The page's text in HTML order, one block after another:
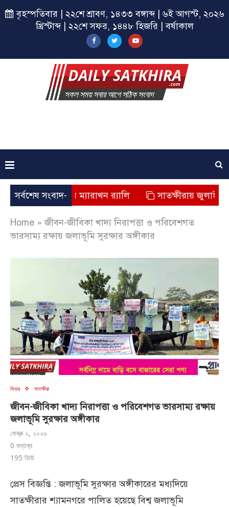
বৃহস্পতিবার | ২২শে শ্রাবণ, ১৪৩৩ বঙ্গাব্দ | ৬ই আগস্ট, ২০২৬
খ্রিস্টাব্দ | ২২শে সফর, ১৪৪৮ হিজরি | বর্ষাকাল
সর্বশেষ সংবাদ-ম্যারাথন র‌্যালি সাতক্ষীরায় জুলাই যোদ্ধাদের
Home »জীবন-জীবিকা খাদ্য নিরাপত্তা ও পরিবেশগত
ভারসাম্য রক্ষায় জলাভূমি সুরক্ষার অঙ্গীকার
ফিচার সাতক্ষীরা
জীবন-জীবিকা খাদ্য নিরাপত্তা ও পরিবেশগত ভারসাম্য রক্ষায়
জলাভূমি সুরক্ষার অঙ্গীকার
ফেব্রু ২, ২০২৬
0 মন্তব্য
195 ভিউ
প্রেস বিজ্ঞপ্তি : জলাভূমি সুরক্ষার অঙ্গীকারের মধ্যদিয়ে
সাতক্ষীরার শ্যামনগরে পালিত হয়েছে বিশ্ব জলাভূমি